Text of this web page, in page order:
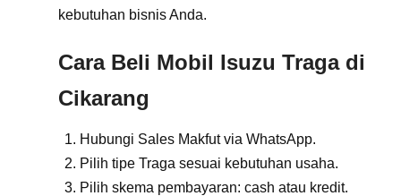
kebutuhan bisnis Anda.
Cara Beli Mobil Isuzu Traga di
Cikarang
Hubungi Sales Makfut via WhatsApp.
Pilih tipe Traga sesuai kebutuhan usaha.
Pilih skema pembayaran: cash atau kredit.